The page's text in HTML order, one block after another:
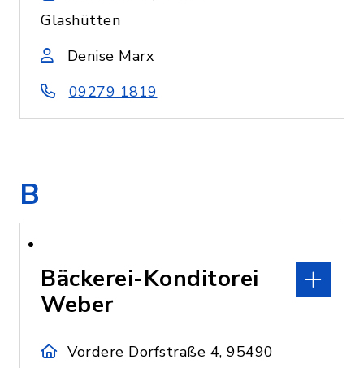
Glashütten
Denise Marx
09279 1819
B
Bäckerei-Konditorei
Weber
Vordere Dorfstraße 4, 95490